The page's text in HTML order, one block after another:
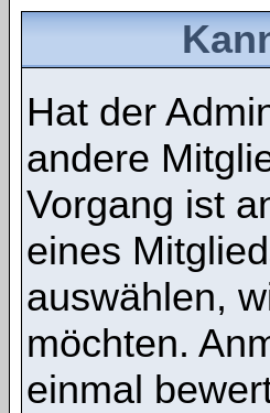
Hat der
andere
Vorgang ist
eines
auswählen,
möchten.
einmal